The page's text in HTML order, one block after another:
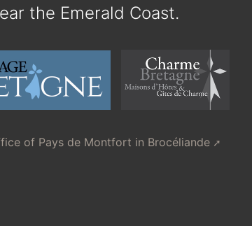
the Emerald Coast.
of Pays de Montfort in Brocéliande